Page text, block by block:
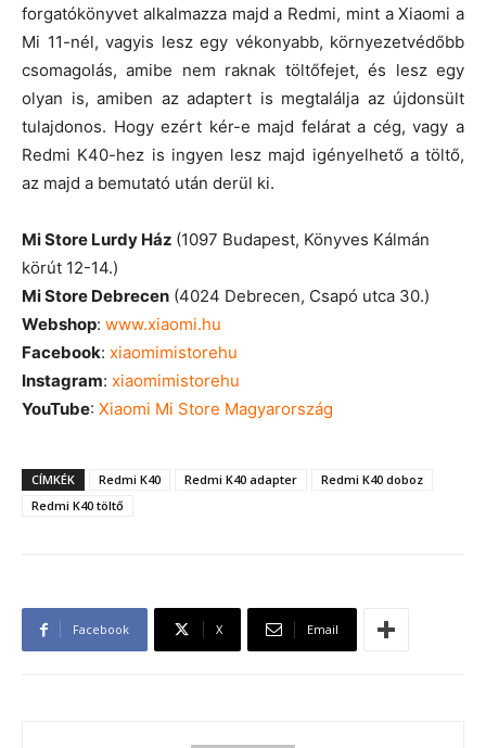
forgatókönyvet alkalmazza majd a Redmi, mint a Xiaomi a
Mi 11-nél, vagyis lesz egy vékonyabb, környezetvédőbb
csomagolás, amibe nem raknak töltőfejet, és lesz egy
olyan is, amiben az adaptert is megtalálja az újdonsült
tulajdonos. Hogy ezért kér-e majd felárat a cég, vagy a
Redmi K40-hez is ingyen lesz majd igényelhető a töltő,
az majd a bemutató után derül ki.
Mi Store Lurdy Ház (1097 Budapest, Könyves Kálmán
körút 12-14.)
Mi Store Debrecen (4024 Debrecen, Csapó utca 30.)
Webshop: www.xiaomi.hu
Facebook: xiaomimistorehu
Instagram: xiaomimistorehu
YouTube: Xiaomi Mi Store Magyarország
CÍMKÉK Redmi K40 Redmi K40 adapter
Redmi K40 doboz
Redmi K40 töltő
Facebook X Email